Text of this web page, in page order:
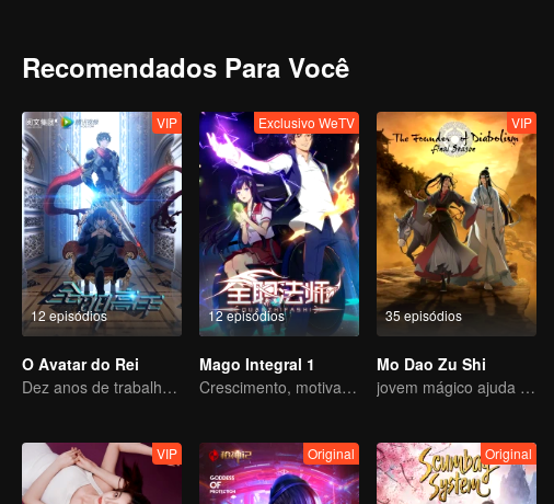
Recomendados Para Você
12 episódios
VIP
O Avatar do Rei
Dez anos de trabalho para escrever a glória do e-sports
12 episódios
Exclusivo WeTV
Mago Integral 1
Crescimento, motivação e auto-aperfeiçoamento
35 episódios
VIP
Mo Dao Zu Shi
jovem mágico ajuda os povos
VIP Original Original